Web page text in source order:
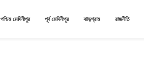
পশ্চিম মেদিনীপুর পূর্ব মেদিনীপুর ঝাড়গ্রাম রাজনীতি